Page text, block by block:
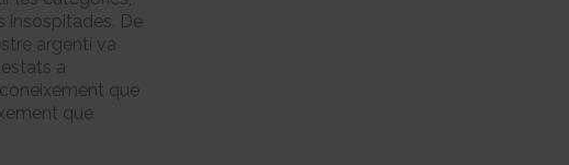
insospitades. De
argentí va
a
que
que